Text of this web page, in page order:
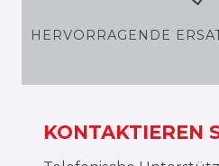
HERVORRAGENDE
KONTAKTIEREN